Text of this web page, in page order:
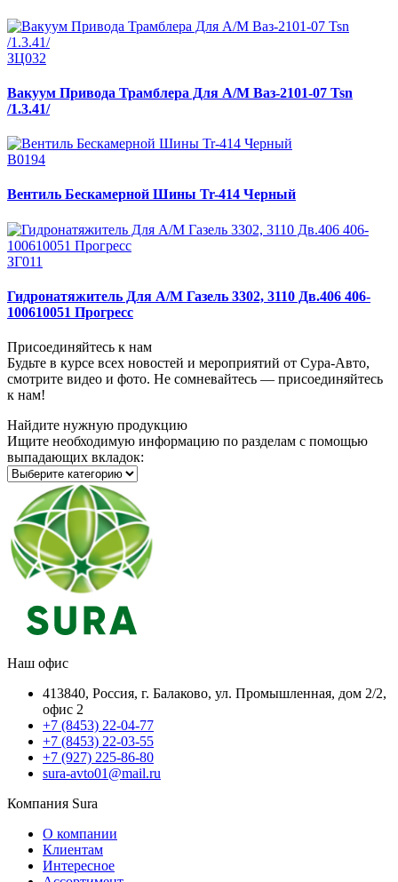
ЗЦ032
Вакуум Привода Трамблера Для А/М Ваз-2101-07 Tsn
/1.3.41/
В0194
Вентиль Бескамерной Шины Tr-414 Черный
ЗГ011
Гидронатяжитель Для А/М Газель 3302, 3110 Дв.406 406-
100610051 Прогресс
Присоединяйтесь к нам
Будьте в курсе всех новостей и мероприятий от Сура-Авто,
смотрите видео и фото. Не сомневайтесь — присоединяйтесь
к нам!
Найдите нужную продукцию
Ищите необходимую информацию по разделам с помощью
выпадающих вкладок:
Наш офис
413840, Россия, г. Балаково, ул. Промышленная, дом 2/2,
офис 2
+7 (8453) 22-04-77
+7 (8453) 22-03-55
+7 (927) 225-86-80
sura-avto01@mail.ru
Компания Sura
О компании
Клиентам
Интересное